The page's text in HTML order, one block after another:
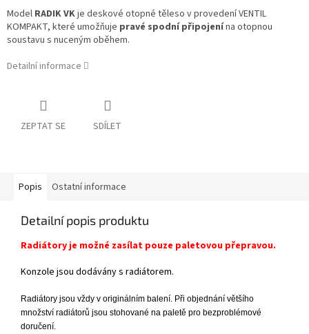
Model RADIK VKje deskové otopné těleso v provedení VENTIL
KOMPAKT, které umožňuje pravé spodní připojenína otopnou
soustavu s nuceným oběhem.
Detailní informace
ZEPTAT SE SDÍLET
Popis Ostatní informace
Detailní popis produktu
Radiátory je možné zasílat pouze paletovou přepravou.
Konzole jsou dodávány s radiátorem.
Radiátory jsou vždy v originálním balení. Při objednání většího
množství radiátorů jsou stohované na paletě pro bezproblémové
doručení.